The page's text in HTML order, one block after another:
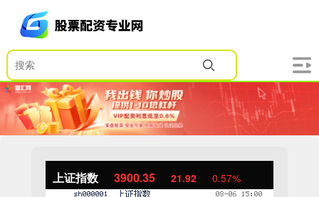
上证指数 3900.35 21.92 0.57%